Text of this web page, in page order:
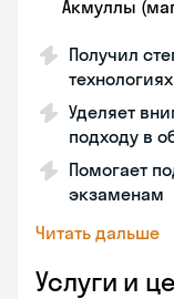
Акмуллы
Получил
Уделяет
подходу в
Помогает
экзаменам
Читать дальше
Услуги и